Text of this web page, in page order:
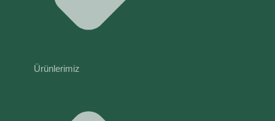
Ürünlerimiz